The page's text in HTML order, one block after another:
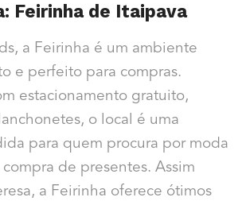
Feirinha de Itaipava
a Feirinha é um ambiente
e perfeito para compras.
estacionamento gratuito,
o local é uma
para quem procura por moda
de presentes. Assim
a Feirinha oferece ótimos